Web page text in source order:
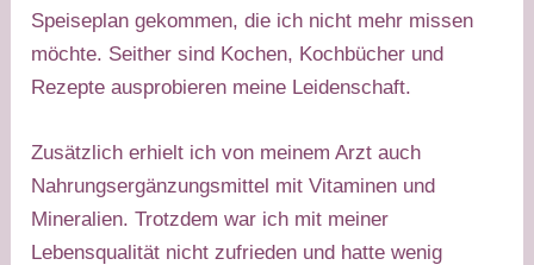
Speiseplan gekommen, die ich nicht mehr missen
möchte. Seither sind Kochen, Kochbücher und
Rezepte ausprobieren meine Leidenschaft.
Zusätzlich erhielt ich von meinem Arzt auch
Nahrungsergänzungsmittel mit Vitaminen und
Mineralien. Trotzdem war ich mit meiner
Lebensqualität nicht zufrieden und hatte wenig